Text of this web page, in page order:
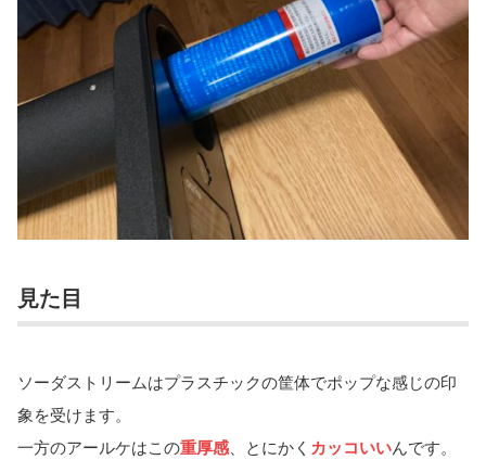
見た目
ソーダストリームはプラスチックの筐体でポップな感じの印
象を受けます。
一方のアールケはこの重厚感 、とにかく カッコいいんです。